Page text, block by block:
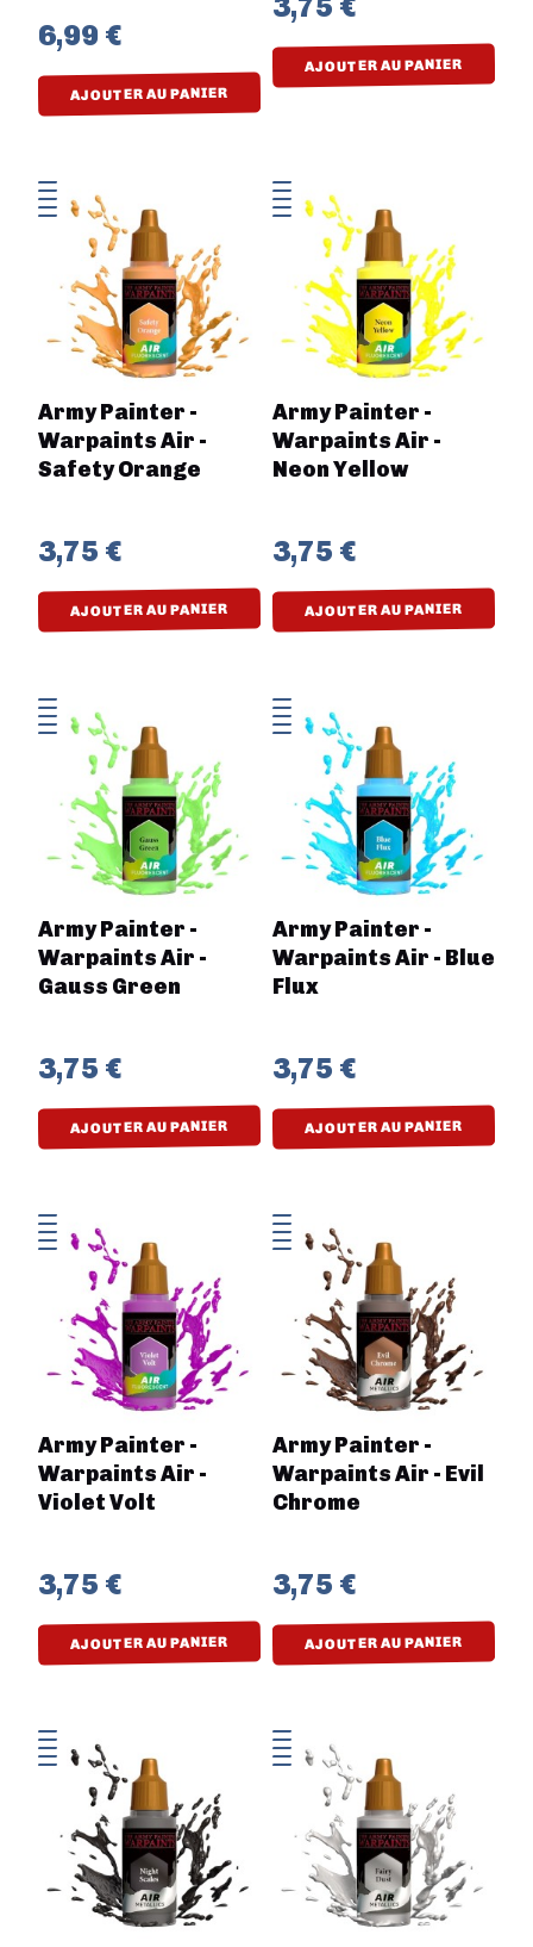
6,99 €
AJOUTER AU PANIER
AJOUTER AU PANIER
Army Painter -
Warpaints Air -
Safety Orange
3,75 €
AJOUTER AU PANIER
Army Painter -
Warpaints Air -
Neon Yellow
3,75 €
AJOUTER AU PANIER
Army Painter -
Warpaints Air -
Gauss Green
3,75 €
AJOUTER AU PANIER
Army Painter -
Warpaints Air - Blue
Flux
3,75 €
AJOUTER AU PANIER
Army Painter -
Warpaints Air -
Violet Volt
3,75 €
AJOUTER AU PANIER
Army Painter -
Warpaints Air - Evil
Chrome
3,75 €
AJOUTER AU PANIER